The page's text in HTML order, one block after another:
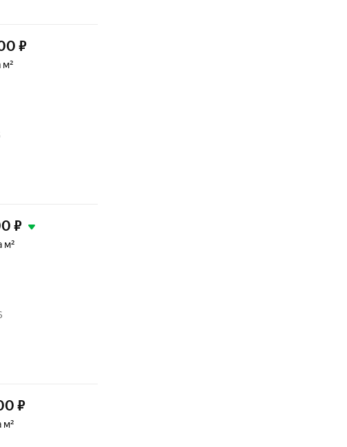
₽
м²
₽
м²
₽
м²